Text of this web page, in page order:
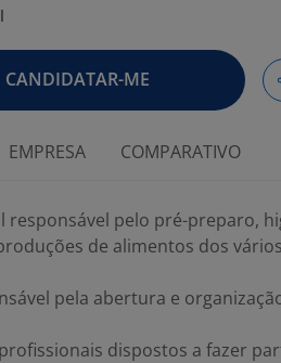
CANDIDATAR-ME
EMPRESA COMPARATIVO
responsável pelo pré-preparo,
de alimentos dos
pela abertura e
dispostos a fazer